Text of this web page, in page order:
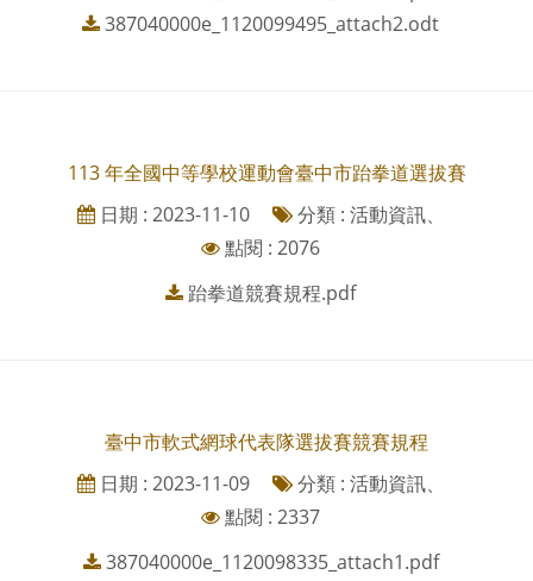
387040000e_1120099495_attach2.odt
113 年全國中等學校運動會臺中市跆拳道選拔賽
日期 : 2023-11-10
分類 : 活動資訊、
點閱 : 2076
跆拳道競賽規程.pdf
臺中市軟式網球代表隊選拔賽競賽規程
日期 : 2023-11-09
分類 : 活動資訊、
點閱 : 2337
387040000e_1120098335_attach1.pdf